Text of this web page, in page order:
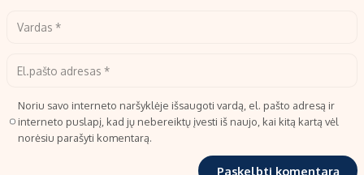
Noriu savo interneto naršyklėje išsaugoti vardą, el. pašto adresą ir
interneto puslapį, kad jų nebereiktų įvesti iš naujo, kai kitą kartą vėl
norėsiu parašyti komentarą.